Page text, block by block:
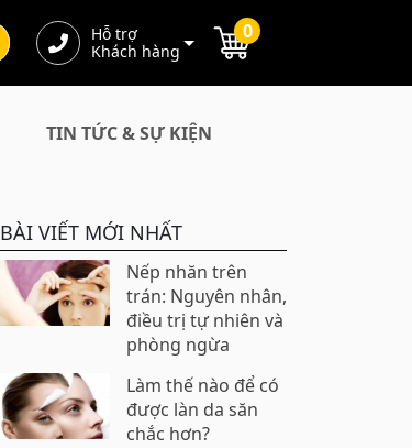
Hỗ trợ
Khách hàng
0
TIN TỨC & SỰ KIỆN
BÀI VIẾT MỚI NHẤT
Nếp nhăn trên
trán: Nguyên nhân,
điều trị tự nhiên và
phòng ngừa
Làm thế nào để có
được làn da săn
chắc hơn?